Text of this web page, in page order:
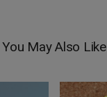
You May Also Like